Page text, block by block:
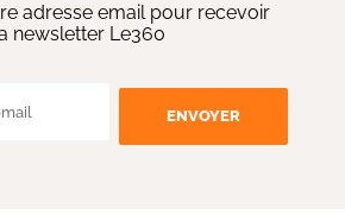
adresse email pour recevoir
newsletter Le360
ENVOYER